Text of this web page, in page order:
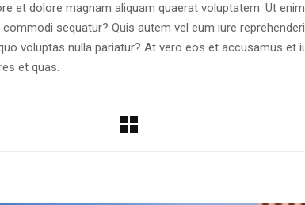
et dolore magnam aliquam quaerat voluptatem. Ut
sequatur? Quis autem vel eum iure
voluptas nulla pariatur? At vero eos et accusamus et
et quas.